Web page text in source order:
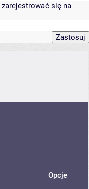
się na
Opcje